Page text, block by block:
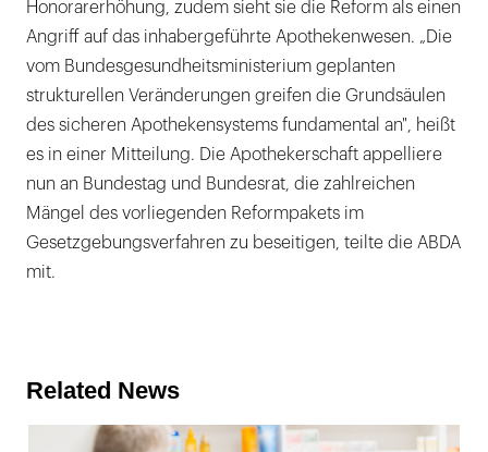
Honorarerhöhung, zudem sieht sie die Reform als einen
Angriff auf das inhabergeführte Apothekenwesen. „Die
vom Bundesgesundheitsministerium geplanten
strukturellen Veränderungen greifen die Grundsäulen
des sicheren Apothekensystems fundamental an", heißt
es in einer Mitteilung. Die Apothekerschaft appelliere
nun an Bundestag und Bundesrat, die zahlreichen
Mängel des vorliegenden Reformpakets im
Gesetzgebungsverfahren zu beseitigen, teilte die ABDA
mit.
Related News